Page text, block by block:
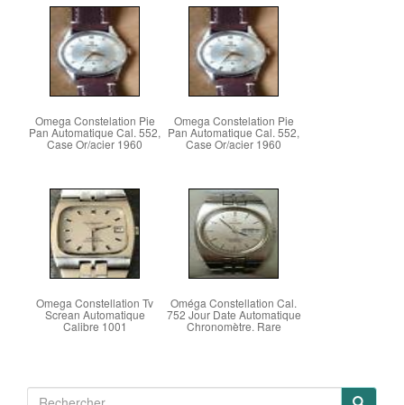
Omega Constelation Pie
Pan Automatique Cal. 552,
Case Or/acier 1960
Omega Constelation Pie
Pan Automatique Cal. 552,
Case Or/acier 1960
Omega Constellation Tv
Screan Automatique
Calibre 1001
Oméga Constellation Cal.
752 Jour Date Automatique
Chronomètre. Rare